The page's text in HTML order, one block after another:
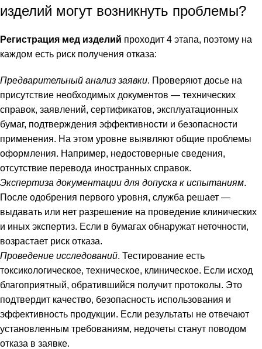
изделий могут возникнуть проблемы?
Регистрация мед изделий проходит 4 этапа, поэтому на
каждом есть риск получения отказа:
Предварительный анализ заявки. Проверяют досье на
присутствие необходимых документов — технических
справок, заявлений, сертификатов, эксплуатационных
бумаг, подтверждения эффективности и безопасности
применения. На этом уровне выявляют общие проблемы
оформления. Например, недостоверные сведения,
отсутствие перевода иностранных справок.
Экспертиза документации для допуска к испытаниям.
После одобрения первого уровня, служба решает —
выдавать или нет разрешение на проведение клинических
и иных экспертиз. Если в бумагах обнаружат неточности,
возрастает риск отказа.
Проведение исследований. Тестирование есть
токсикологическое, техническое, клиническое. Если исход
благоприятный, обратившийся получит протоколы. Это
подтвердит качество, безопасность использования и
эффективность продукции. Если результаты не отвечают
установленным требованиям, недочеты станут поводом
отказа в заявке.